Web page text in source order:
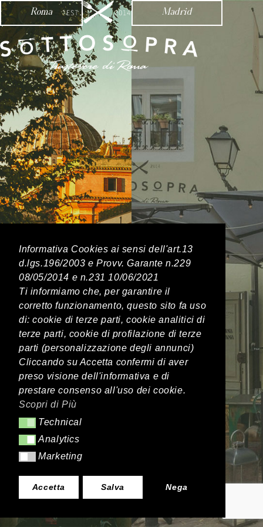
Informativa Cookies ai sensi dell'art.13
d.lgs.196/2003 e Provv. Garante n.229
08/05/2014 e n.231 10/06/2021
Ti informiamo che, per garantire il
corretto funzionamento, questo sito fa uso
di: cookie di terze parti, cookie analitici di
terze parti, cookie di profilazione di terze
parti (personalizzazione degli annunci)
Cliccando su Accetta confermi di aver
preso visione dell'informativa e di
prestare consenso all'uso dei cookie.
Scopri di Più
TECHNICAL
Technical
ANALYTICS
Analytics
MARKETING
Marketing
Accetta Salva Nega
Roma Madrid